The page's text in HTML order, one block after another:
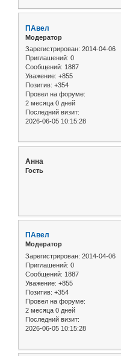
ПАвел
Модератор
Зарегистрирован: 2014-04-06
Приглашений: 0
Сообщений: 1887
Уважение: +855
Позитив: +354
Провел на форуме:
2 месяца 0 дней
Последний визит:
2026-06-05 10:15:28
Анна
Гость
ПАвел
Модератор
Зарегистрирован: 2014-04-06
Приглашений: 0
Сообщений: 1887
Уважение: +855
Позитив: +354
Провел на форуме:
2 месяца 0 дней
Последний визит:
2026-06-05 10:15:28